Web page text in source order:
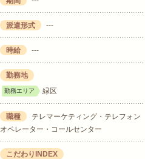
派遣形式 ---
時給 ---
勤務地
勤務エリア 緑区
職種
テレマーケティング・テレフォン
オペレーター・コールセンター
こだわりINDEX